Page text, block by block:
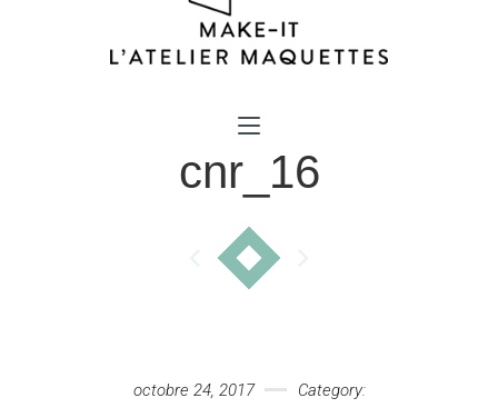
Votre nom (obligatoire)
Votre e-mail (obligatoire)cnr_16
octobre 24, 2017 Category: